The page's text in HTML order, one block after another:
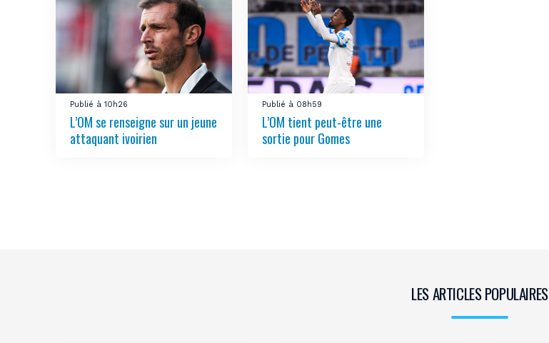
Publié à 10h26
L’OM se renseigne sur un jeune
attaquant ivoirien
Publié à 08h59
L’OM tient peut-être une
sortie pour Gomes
LES ARTICLES POPULAIRES